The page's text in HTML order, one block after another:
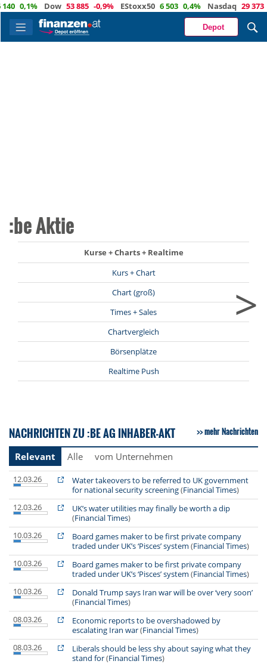
0,1% Dow 53 885 -0,9% EStoxx50 6 503 0,4% Nasdaq 29 373 -
Depot
:be Aktie
Kurse + Charts + Realtime
Kurs + Chart
Chart (groß)
Times + Sales
Chartvergleich
Börsenplätze
Realtime Push
>
NACHRICHTEN ZU :BE AG INHABER-AKT mehr Nachrichten
Relevant Alle vom Unternehmen
12.03.26
Water takeovers to be referred to UK government
for national security screening(Financial Times)
12.03.26
UK’s water utilities may finally be worth a dip
(Financial Times)
10.03.26
Board games maker to be first private company
traded under UK’s ‘Pisces’ system (Financial Times)
10.03.26
Board games maker to be first private company
traded under UK’s ‘Pisces’ system (Financial Times)
10.03.26
Donald Trump says Iran war will be over ‘very soon’
(Financial Times)
08.03.26
Economic reports to be overshadowed by
escalating Iran war(Financial Times)
08.03.26
Liberals should be less shy about saying what they
stand for(Financial Times)